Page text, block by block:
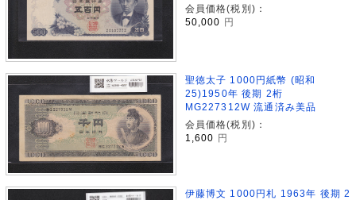
会員価格(税別)：
50,000
円
聖徳太子 1000円紙幣 (昭和
25)1950年 後期 2桁
MG227312W 流通済み美品
会員価格(税別)：
1,600 円
伊藤博文 1000円札 1963年 後期 2